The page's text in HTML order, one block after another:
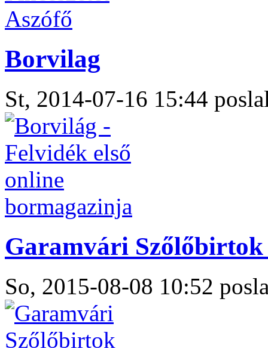
Borvilag
St, 2014-07-16 15:44
Garamvári
So, 2015-08-08 10:52